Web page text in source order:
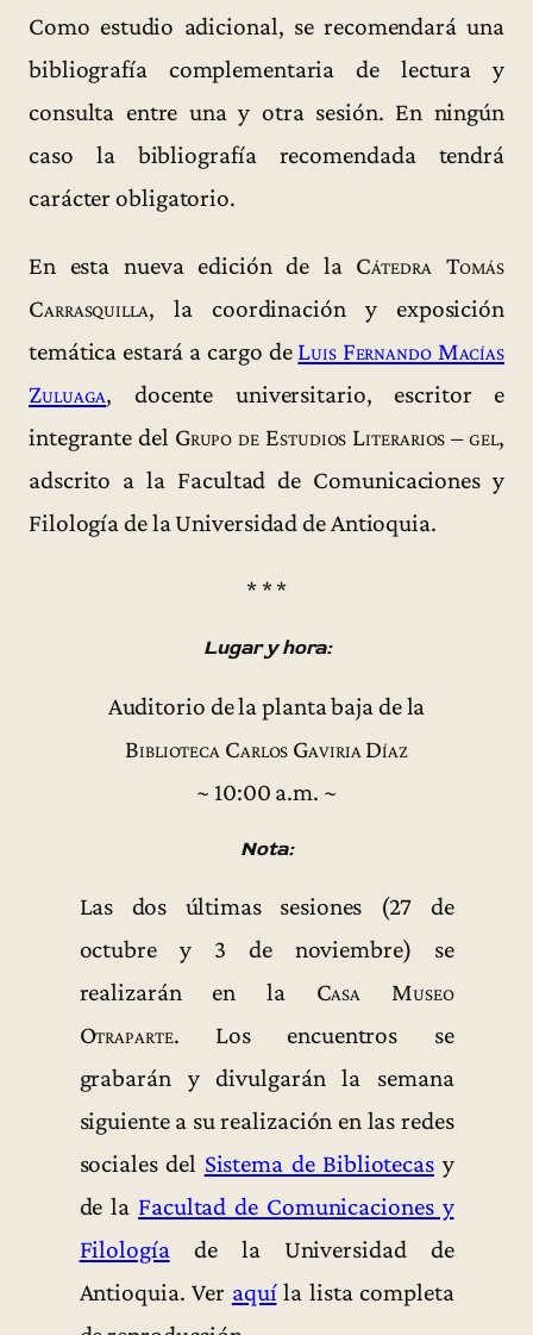
Como estudio adicional, se recomendará una
bibliografía complementaria de lectura y
consulta entre una y otra sesión. En ningún
caso la bibliografía recomendada tendrá
carácter obligatorio.
En esta nueva edición de la Cátedra Tomás
Carrasquilla, la coordinación y exposición
temática estará a cargo de Luis Fernando Macías
Zuluaga, docente universitario, escritor e
integrante del Grupo de Estudios Literarios – gel,
adscrito a la Facultad de Comunicaciones y
Filología de la Universidad de Antioquia.
* * *
Lugar y hora:
Auditorio de la planta baja de la
Biblioteca Carlos Gaviria Díaz
~ 10:00 a.m. ~
Nota:
Las dos últimas sesiones (27 de
octubre y 3 de noviembre) se
realizarán en la Casa Museo
Otraparte. Los encuentros se
grabarán y divulgarán la semana
siguiente a su realización en las redes
sociales del Sistema de Bibliotecasy
de la Facultad de Comunicaciones y
Filologíade la Universidad de
Antioquia. Ver aquíla lista completa